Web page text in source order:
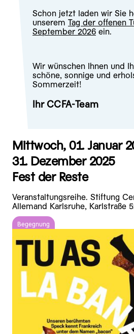
Schon jetzt laden wir Sie
unserem Tag der offenen
September 2026ein.
Wir wünschen Ihnen und
schöne, sonnige und
Sommerzeit!
Ihr CCFA-Team
Mittwoch, 01. Januar
31. Dezember 2025
Fest der Reste
Veranstaltungsreihe. Stiftung
Allemand Karlsruhe, Karlstraße
Begegnung